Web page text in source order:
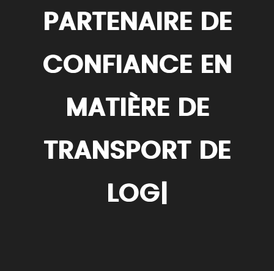
PARTENAIRE DE
CONFIANCE EN
MATIÈRE DE
TRANSPORT DE
LOGISTIQ